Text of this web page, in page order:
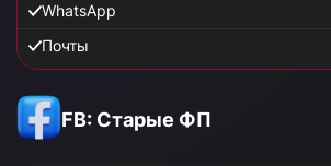
WhatsApp
Почты
FB: Старые ФП